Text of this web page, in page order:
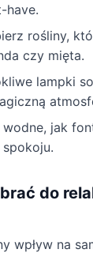
have.
rośliny,
czy mięta.
lampki
wodne, jak
spokoju.
do
wpływ na